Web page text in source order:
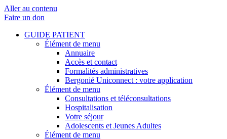
Aller au contenu
Faire un don
GUIDE PATIENT
Élément de menu
Annuaire
Accès et contact
Formalités administratives
Bergonié Uniconnect : votre application
Élément de menu
Consultations et téléconsultations
Hospitalisation
Votre séjour
Adolescents et Jeunes Adultes
Élément de menu